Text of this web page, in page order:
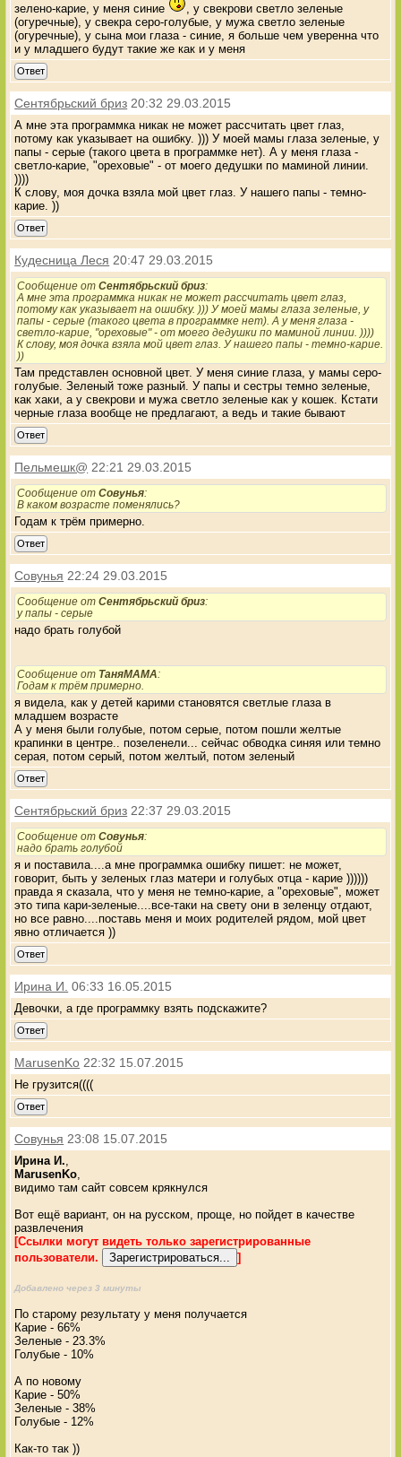
зелено-карие, у меня синие
, у свекрови светло зеленые
(огуречные), у свекра серо-голубые, у мужа светло зеленые
(огуречные), у сына мои глаза - синие, я больше чем уверенна что
и у младшего будут такие же как и у меня
Ответ
Сентябрьский бриз 20:32 29.03.2015
А мне эта программка никак не может рассчитать цвет глаз,
потому как указывает на ошибку. ))) У моей мамы глаза зеленые, у
папы - серые (такого цвета в программке нет). А у меня глаза -
светло-карие, "ореховые" - от моего дедушки по маминой линии.
))))
К слову, моя дочка взяла мой цвет глаз. У нашего папы - темно-
карие. ))
Ответ
Кудесница Леся 20:47 29.03.2015
Сообщение отСентябрьский бриз:
А мне эта программка никак не может рассчитать цвет глаз,
потому как указывает на ошибку. ))) У моей мамы глаза зеленые, у
папы - серые (такого цвета в программке нет). А у меня глаза -
светло-карие, "ореховые" - от моего дедушки по маминой линии. ))))
К слову, моя дочка взяла мой цвет глаз. У нашего папы - темно-карие.
))
Там представлен основной цвет. У меня синие глаза, у мамы серо-
голубые. Зеленый тоже разный. У папы и сестры темно зеленые,
как хаки, а у свекрови и мужа светло зеленые как у кошек. Кстати
черные глаза вообще не предлагают, а ведь и такие бывают
Ответ
Пельмешк@ 22:21 29.03.2015
Сообщение отСовунья:
В каком возрасте поменялись?
Годам к трём примерно.
Ответ
Совунья 22:24 29.03.2015
Сообщение отСентябрьский бриз:
у папы - серые
надо брать голубой
Сообщение от ТаняМАМА:
Годам к трём примерно.
я видела, как у детей карими становятся светлые глаза в
младшем возрасте
А у меня были голубые, потом серые, потом пошли желтые
крапинки в центре.. позеленели... сейчас обводка синяя или темно
серая, потом серый, потом желтый, потом зеленый
Ответ
Сентябрьский бриз 22:37 29.03.2015
Сообщение отСовунья:
надо брать голубой
я и поставила....а мне программка ошибку пишет: не может,
говорит, быть у зеленых глаз матери и голубых отца - карие ))))))
правда я сказала, что у меня не темно-карие, а "ореховые", может
это типа кари-зеленые....все-таки на свету они в зеленцу отдают,
но все равно....поставь меня и моих родителей рядом, мой цвет
явно отличается ))
Ответ
Ирина И. 06:33 16.05.2015
Девочки, а где программку взять подскажите?
Ответ
MarusenKo 22:32 15.07.2015
Не грузится((((
Ответ
Совунья 23:08 15.07.2015
Ирина И.
MarusenKo
видимо там сайт совсем крякнулся
Вот ещё вариант, он на русском, проще, но пойдет в качестве
развлечения
[Ссылки могут видеть только зарегистрированные
пользователи.
]
Добавлено через 3 минуты
По старому результату у меня получается
Карие - 66%
Зеленые - 23.3%
Голубые - 10%
А по новому
Карие - 50%
Зеленые - 38%
Голубые - 12%
Как-то так ))